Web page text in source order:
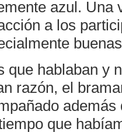
azul.
a los
que hablaban y
razón, el
que